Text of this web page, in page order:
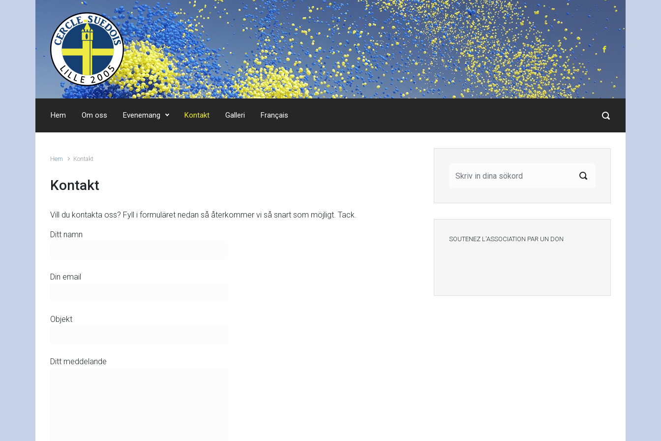
Skip to main content
Hem Om oss Evenemang Kontakt Galleri Français
Hem Kontakt
Kontakt
Vill du kontakta oss? Fyll i formuläret nedan så återkommer vi så snart som möjligt. Tack.
Ditt namn
Din email
Objekt
Ditt meddelande
SOUTENEZ L'ASSOCIATION PAR UN DON